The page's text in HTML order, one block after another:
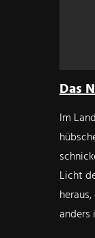
Das
Im
Licht
anders